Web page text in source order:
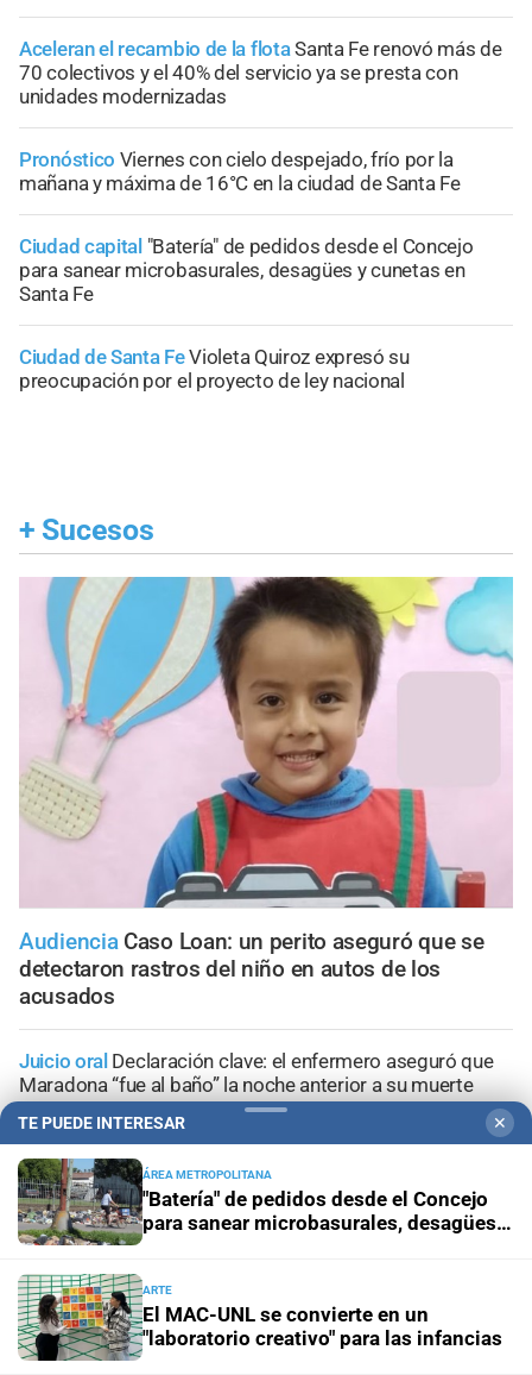
Aceleran el recambio de la flotaSanta Fe renovó más de
70 colectivos y el 40% del servicio ya se presta con
unidades modernizadas
Pronóstico Viernes con cielo despejado, frío por la
mañana y máxima de 16°C en la ciudad de Santa Fe
Ciudad capital "Batería" de pedidos desde el Concejo
para sanear microbasurales, desagües y cunetas en
Santa Fe
Ciudad de Santa FeVioleta Quiroz expresó su
preocupación por el proyecto de ley nacional
+ Sucesos
Audiencia Caso Loan: un perito aseguró que se
detectaron rastros del niño en autos de los
acusados
Juicio oral Declaración clave: el enfermero aseguró que
Maradona “fue al baño” la noche anterior a su muerte
Santa FeUn hombre fue ejecutado de un tiro en la
espalda en la zona noroeste de la ciudad
Santa FeBuscan intensamente a un hombre que
Chaquito
Santa FeSecuestraron dos precarias “tumberas” en
distintos operativos
TE PUEDE INTERESAR ✕
ÁREA METROPOLITANA
"Batería" de pedidos desde el Concejo
para sanear microbasurales, desagües y
ARTE
El MAC-UNL se convierte en un
"laboratorio creativo" para las infancias